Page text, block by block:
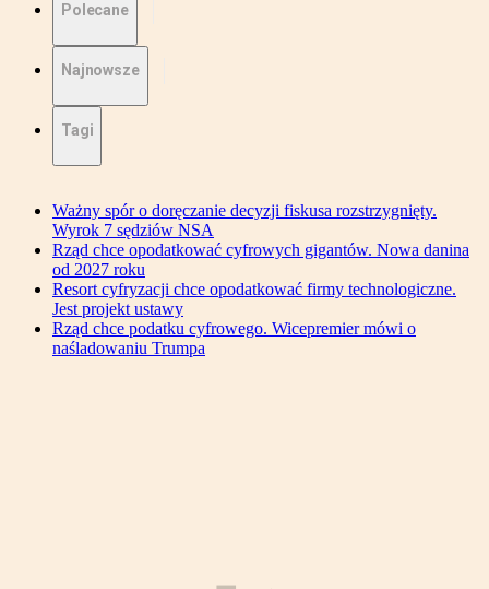
Polecane
Najnowsze
Tagi
Ważny spór o doręczanie decyzji fiskusa rozstrzygnięty.
Wyrok 7 sędziów NSA
Rząd chce opodatkować cyfrowych gigantów. Nowa danina
od 2027 roku
Resort cyfryzacji chce opodatkować firmy technologiczne.
Jest projekt ustawy
Rząd chce podatku cyfrowego. Wicepremier mówi o
naśladowaniu Trumpa